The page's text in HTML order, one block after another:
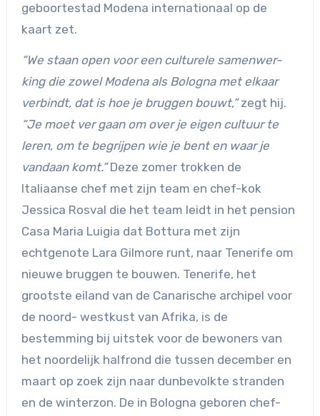
geboortestad Modena internationaal op de
kaart zet.
“We staan open voor een culturele samenwer-
king die zowel Modena als Bologna met elkaar
verbindt, dat is hoe je bruggen bouwt,”zegt hij.
“Je moet ver gaan om over je eigen cultuur te
leren, om te begrijpen wie je bent en waar je
vandaan komt.”Deze zomer trokken de
Italiaanse chef met zijn team en chef-kok
Jessica Rosval die het team leidt in het pension
Casa Maria Luigia dat Bottura met zijn
echtgenote Lara Gilmore runt, naar Tenerife om
nieuwe bruggen te bouwen. Tenerife, het
grootste eiland van de Canarische archipel voor
de noord- westkust van Afrika, is de
bestemming bij uitstek voor de bewoners van
het noordelijk halfrond die tussen december en
maart op zoek zijn naar dunbevolkte stranden
en de winterzon. De in Bologna geboren chef-